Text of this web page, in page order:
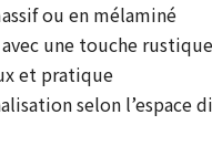
ou en mélaminé
une touche rustique
et pratique
selon l’espace